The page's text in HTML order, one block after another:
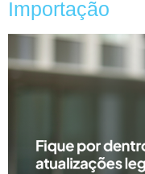
Importação